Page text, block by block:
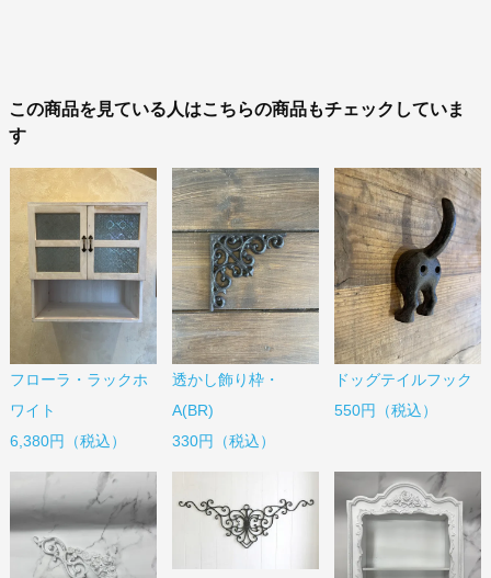
この商品を見ている人はこちらの商品もチェックしていま
す
フローラ・ラックホ
ワイト
6,380円（税込）
透かし飾り枠・
A(BR)
330円（税込）
ドッグテイルフック
550円（税込）